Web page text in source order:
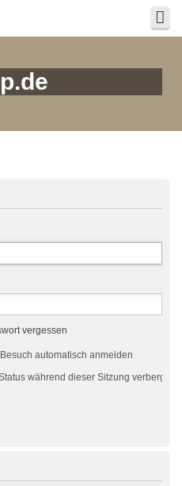
vergessen
automatisch anmelden
während dieser Sitzung verbergen